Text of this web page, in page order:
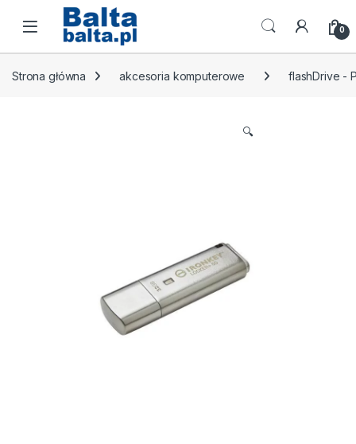
Skip to navigation
Skip to content
Open 0
Strona główna akcesoria komputerowe flashDrive -
🔍